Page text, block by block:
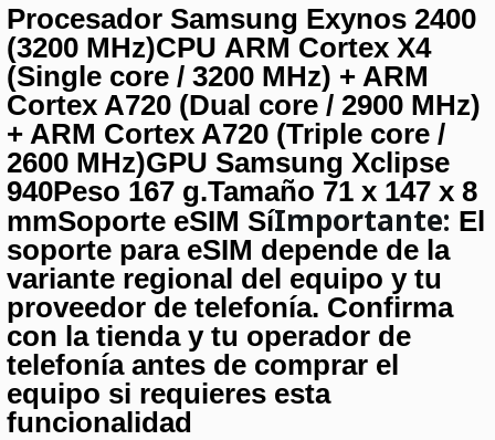
Procesador Samsung Exynos 2400
(3200 MHz)CPU ARM Cortex X4
(Single core / 3200 MHz) + ARM
Cortex A720 (Dual core / 2900 MHz)
+ ARM Cortex A720 (Triple core /
2600 MHz)GPU Samsung Xclipse
940Peso 167 g.Tamaño 71 x 147 x 8
mmSoporte eSIM SíImportante: El
soporte para eSIM depende de la
variante regional del equipo y tu
proveedor de telefonía. Confirma
con la tienda y tu operador de
telefonía antes de comprar el
equipo si requieres esta
funcionalidad